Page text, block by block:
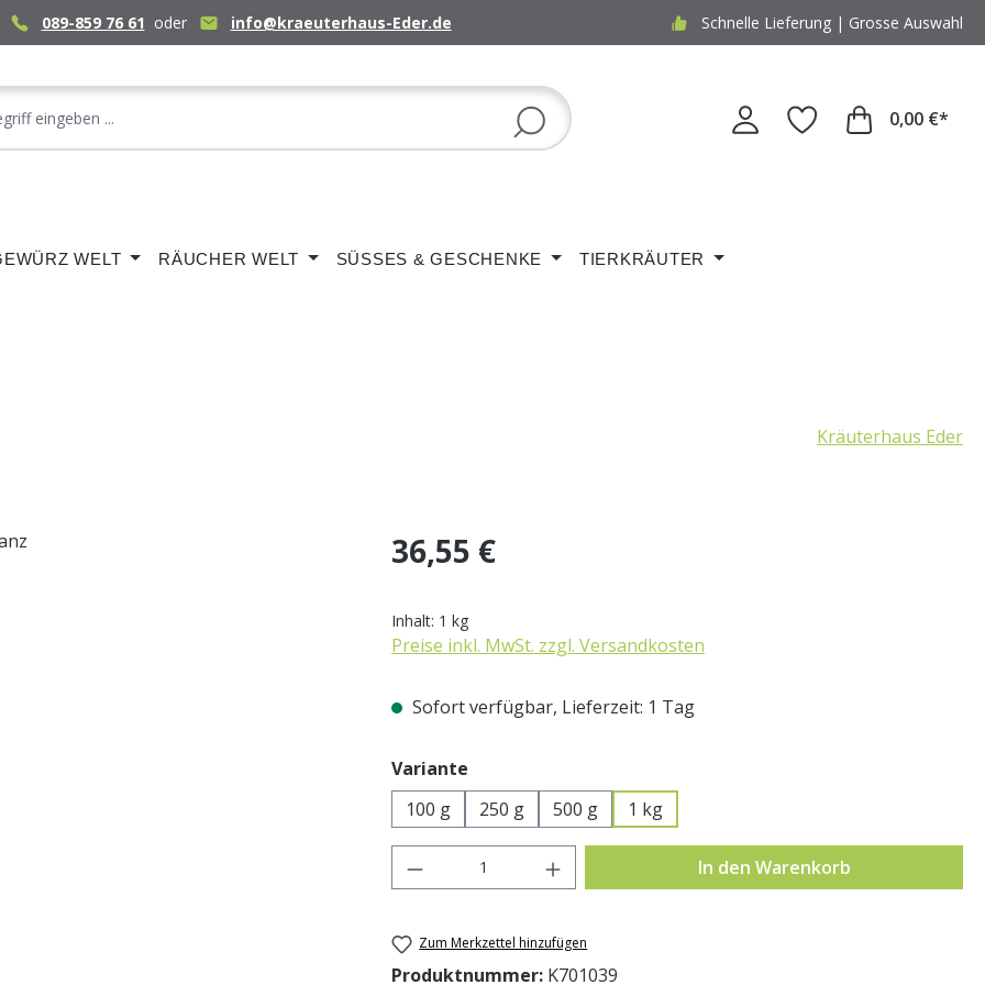
089-859 76 61 oder info@kraeuterhaus-Eder.de Schnelle Lieferung | Grosse Auswahl
0,00 €*
WELT RÄUCHER WELT SÜSSES & GESCHENKE TIERKRÄUTER
Kräuterhaus Eder
Regulärer Preis:
36,55 €
Inhalt: 1 kg
Preise inkl. MwSt. zzgl. Versandkosten
Sofort verfügbar, Lieferzeit: 1 Tag
Variante
100 g
250 g 500 g 1 kg
Produkt Anzahl: Gib den gewünschten Wert
In den Warenkorb
Zum Merkzettel hinzufügen
Produktnummer: K701039